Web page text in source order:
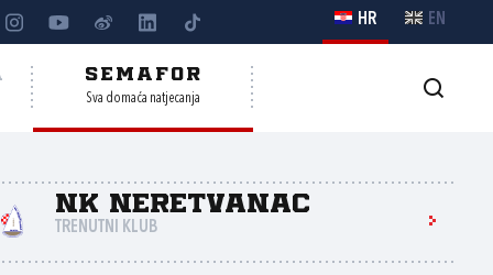
HR EN
SEMAFOR
Sva domaća natjecanja
NK Neretvanac
TRENUTNI KLUB